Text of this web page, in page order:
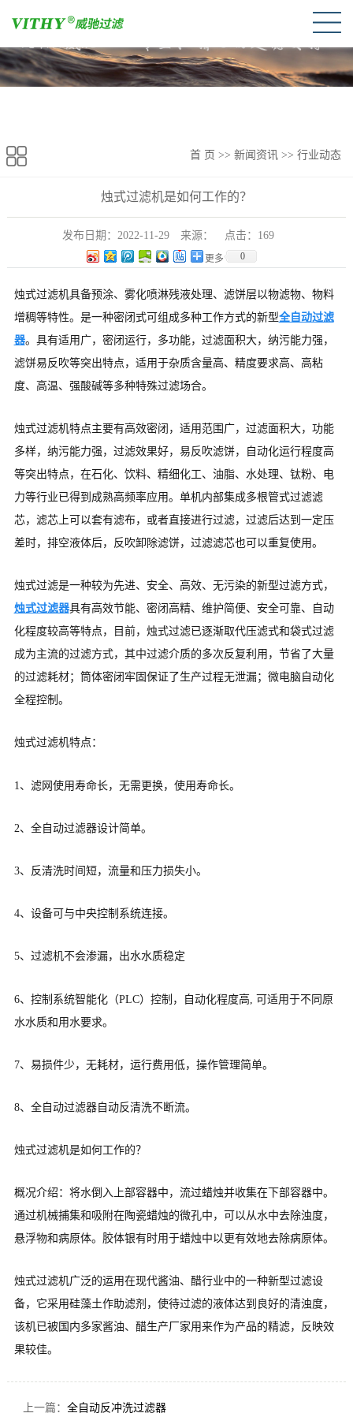
首 页 >> 新闻资讯 >> 行业动态
烛式过滤机是如何工作的？
发布日期：2022-11-29 来源： 点击： 169
更多 0
烛式过滤机具备预涂、雾化喷淋残液处理、滤饼层以物滤物、物料
增稠等特性。是一种密闭式可组成多种工作方式的新型全自动过滤
器。具有适用广，密闭运行，多功能，过滤面积大，纳污能力强，
滤饼易反吹等突出特点，适用于杂质含量高、精度要求高、高粘
度、高温、强酸碱等多种特殊过滤场合。
烛式过滤机特点主要有高效密闭，适用范围广，过滤面积大，功能
多样，纳污能力强，过滤效果好，易反吹滤饼，自动化运行程度高
等突出特点，在石化、饮料、精细化工、油脂、水处理、钛粉、电
力等行业已得到成熟高频率应用。单机内部集成多根管式过滤滤
芯，滤芯上可以套有滤布，或者直接进行过滤，过滤后达到一定压
差时，排空液体后，反吹卸除滤饼，过滤滤芯也可以重复使用。
烛式过滤是一种较为先进、安全、高效、无污染的新型过滤方式，
烛式过滤器具有高效节能、密闭高精、维护简便、安全可靠、自动
化程度较高等特点，目前，烛式过滤已逐渐取代压滤式和袋式过滤
成为主流的过滤方式，其中过滤介质的多次反复利用，节省了大量
的过滤耗材；筒体密闭牢固保证了生产过程无泄漏；微电脑自动化
全程控制。
烛式过滤机特点：
1、滤网使用寿命长，无需更换，使用寿命长。
2、全自动过滤器设计简单。
3、反清洗时间短，流量和压力损失小。
4、设备可与中央控制系统连接。
5、过滤机不会渗漏，出水水质稳定
6、控制系统智能化（PLC）控制，自动化程度高, 可适用于不同原
水水质和用水要求。
7、易损件少，无耗材，运行费用低，操作管理简单。
8、全自动过滤器自动反清洗不断流。
烛式过滤机是如何工作的？
概况介绍：将水倒入上部容器中，流过蜡烛并收集在下部容器中。
通过机械捕集和吸附在陶瓷蜡烛的微孔中，可以从水中去除浊度，
悬浮物和病原体。胶体银有时用于蜡烛中以更有效地去除病原体。
烛式过滤机广泛的运用在现代酱油、醋行业中的一种新型过滤设
备，它采用硅藻土作助滤剂，使待过滤的液体达到良好的清浊度，
该机已被国内多家酱油、醋生产厂家用来作为产品的精滤，反映效
果较佳。
上一篇： 全自动反冲洗过滤器